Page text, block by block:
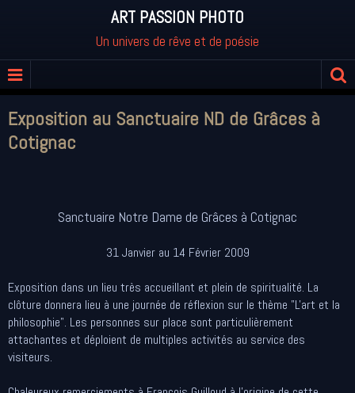
ART PASSION PHOTO
Un univers de rêve et de poésie
Exposition au Sanctuaire ND de Grâces à
Cotignac
Sanctuaire Notre Dame de Grâces à Cotignac
31 Janvier au 14 Février 2009
Exposition dans un lieu très accueillant et plein de spiritualité. La
clôture donnera lieu à une journée de réflexion sur le thème "L'art et la
philosophie". Les personnes sur place sont particulièrement
attachantes et déploient de multiples activités au service des
visiteurs.